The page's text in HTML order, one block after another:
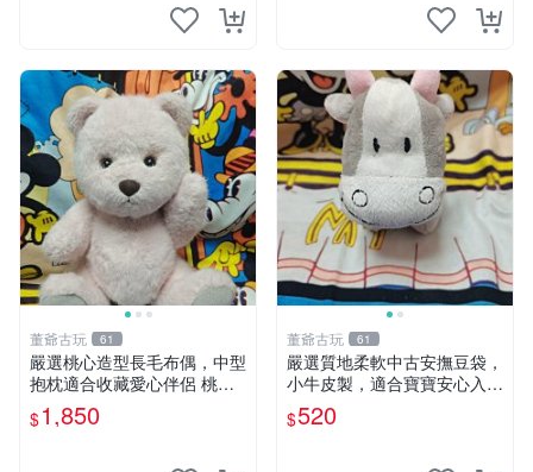
董爺古玩 61
嚴選桃心造型長毛布偶，中型
抱枕適合收藏愛心伴侶 桃心
抱枕 布娃娃 猛咬布偶
$1,850
董爺古玩 61
嚴選質地柔軟中古安撫豆袋，
小牛皮製，適合寶寶安心入
眠。 安撫豆袋 小牛皮 寶寶安
撫
$520